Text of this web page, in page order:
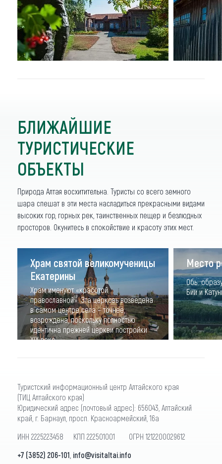
БЛИЖАЙШИЕ
ТУРИСТИЧЕСКИЕ
ОБЪЕКТЫ
Природа Алтая восхитительна. Туристы со всего земного
шара спешат в эти места насладиться прекрасными видами
высоких гор, горных рек, таинственных пещер и безлюдных
просторов. Окунитесь в спокойствие и красоту этих мест.
Храм святой великомученицы
Екатерины
Храм именуют «красотой
православной». Эта церковь возведена
в самом центре села – точнее,
возрождена, поскольку полностью
идентична прежней церкви постройки
ХIХ века
Место
Обь
Бии и
Туристский информационный центр Алтайского края
(ТИЦ Алтайского края)
Юридический адрес (почтовый адрес): 656043, Алтайский
край, г. Барнаул, просп. Красноармейский, 16а
ИНН 2225223458 КПП 222501001 ОГРН 1212200029612
+7 (3852) 206-101 info@visitaltai.info